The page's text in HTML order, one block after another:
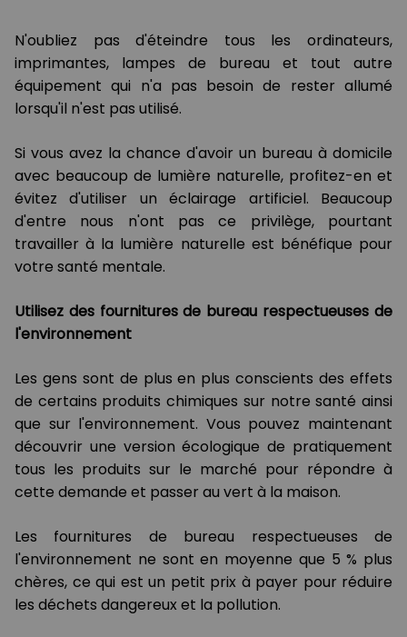
N'oubliez pas d'éteindre tous les ordinateurs,
imprimantes, lampes de bureau et tout autre
équipement qui n'a pas besoin de rester allumé
lorsqu'il n'est pas utilisé.
Si vous avez la chance d'avoir un bureau à domicile
avec beaucoup de lumière naturelle, profitez-en et
évitez d'utiliser un éclairage artificiel. Beaucoup
d'entre nous n'ont pas ce privilège, pourtant
travailler à la lumière naturelle est bénéfique pour
votre santé mentale.
Utilisez des fournitures de bureau respectueuses de
l'environnement
Les gens sont de plus en plus conscients des effets
de certains produits chimiques sur notre santé ainsi
que sur l'environnement. Vous pouvez maintenant
découvrir une version écologique de pratiquement
tous les produits sur le marché pour répondre à
cette demande et passer au vert à la maison.
Les fournitures de bureau respectueuses de
l'environnement ne sont en moyenne que 5 % plus
chères, ce qui est un petit prix à payer pour réduire
les déchets dangereux et la pollution.